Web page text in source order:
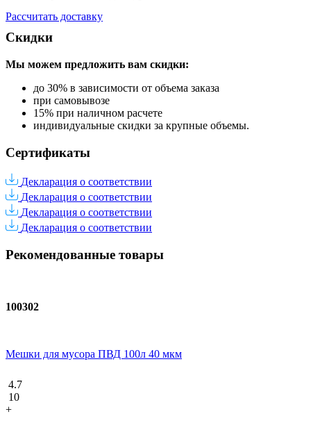
Рассчитать доставку
Скидки
Мы можем предложить вам скидки:
до 30% в зависимости от объема заказа
при самовывозе
15% при наличном расчете
индивидуальные скидки за крупные объемы.
Сертификаты
Декларация о соответствии
Декларация о соответствии
Декларация о соответствии
Декларация о соответствии
Рекомендованные товары
100302
Мешки для мусора ПВД 100л 40 мкм
4.7
10
+